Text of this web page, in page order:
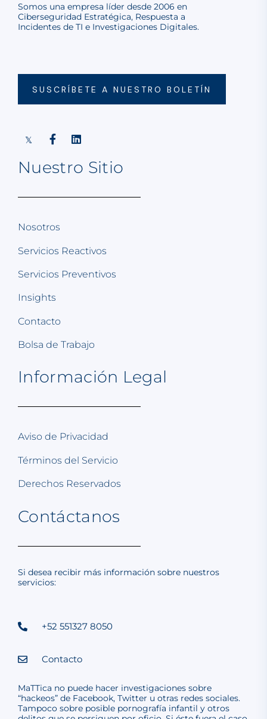
Somos una empresa líder desde 2006 en
Ciberseguridad Estratégica, Respuesta a
Incidentes de TI e Investigaciones Digitales.
SUSCRÍBETE A NUESTRO BOLETÍN
Nuestro Sitio
Nosotros
Servicios Reactivos
Servicios Preventivos
Insights
Contacto
Bolsa de Trabajo
Información Legal
Aviso de Privacidad
Términos del Servicio
Derechos Reservados
Contáctanos
Si desea recibir más información sobre nuestros
servicios:
+52 551327 8050
Contacto
MaTTica no puede hacer investigaciones sobre
“hackeos” de Facebook, Twitter u otras redes sociales.
Tampoco sobre posible pornografía infantil y otros